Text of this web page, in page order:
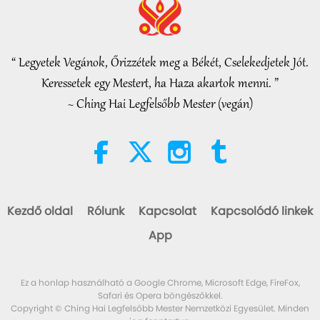
3:46
“Fast Charge” Is Wonderful Way
Whenever Material World
Begins to Feel Too Imposing
Figyelemreméltó hírek
Hadíszból, 1/2 rész
2026-08-05
“ Legyetek Vegánok, Őrizzétek meg a Békét, Cselekedjetek Jót.
Keressetek egy Mestert, ha Haza akartok menni. ”
~ Ching Hai Legfelsőbb Mester (vegán)
Kezdő oldal Rólunk Kapcsolat
Kapcsolódó linkek
App
Ez a honlap használható a Google Chrome, Microsoft Edge, FireFox,
Safari és Opera böngészőkkel.
Copyright © Ching Hai Legfelsőbb Mester Nemzetközi Egyesület. Minden